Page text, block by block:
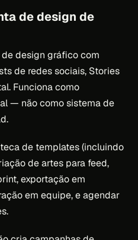
de design de
design gráfico com
de redes sociais, Stories
Funciona como
— não como sistema de
de templates (incluindo
de artes para feed,
exportação em
em equipe, e agendar